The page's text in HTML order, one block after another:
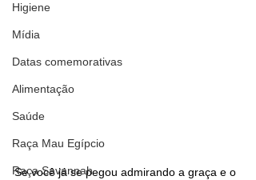
Higiene
Mídia
Datas comemorativas
Alimentação
Saúde
Raça Mau Egípcio
Raça Savannah
Se você já se pegou admirando a graça e o